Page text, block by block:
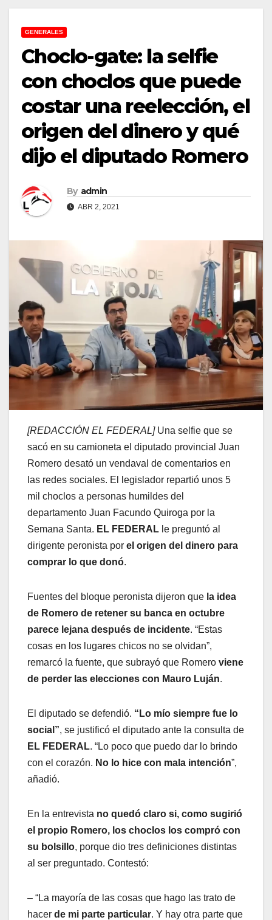
GENERALES
Choclo-gate: la selfie
con choclos que puede
costar una reelección, el
origen del dinero y qué
dijo el diputado Romero
By admin
ABR 2, 2021
[REDACCIÓN EL FEDERAL]Una selfie que se
sacó en su camioneta el diputado provincial Juan
Romero desató un vendaval de comentarios en
las redes sociales. El legislador repartió unos 5
mil choclos a personas humildes del
departamento Juan Facundo Quiroga por la
Semana Santa. EL FEDERAL le preguntó al
dirigente peronista por el origen del dinero para
comprar lo que donó.
Fuentes del bloque peronista dijeron que la idea
de Romero de retener su banca en octubre
parece lejana después de incidente. “Estas
cosas en los lugares chicos no se olvidan”,
remarcó la fuente, que subrayó que Romero viene
de perder las elecciones con Mauro Luján.
El diputado se defendió. “Lo mío siempre fue lo
social”, se justificó el diputado ante la consulta de
EL FEDERAL. “Lo poco que puedo dar lo brindo
con el corazón. No lo hice con mala intención”,
añadió.
En la entrevista no quedó claro si, como sugirió
el propio Romero, los choclos los compró con
su bolsillo, porque dio tres definiciones distintas
al ser preguntado. Contestó:
– “La mayoría de las cosas que hago las trato de
hacer de mi parte particular. Y hay otra parte que